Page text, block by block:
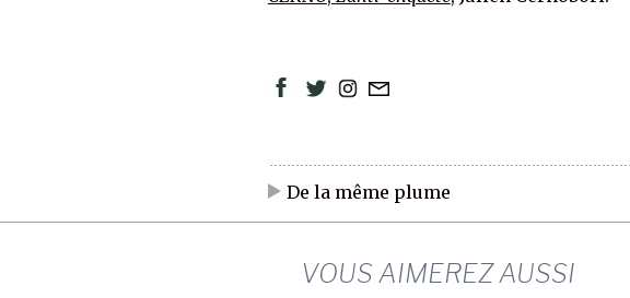
De la même plume
VOUS AIMEREZ AUSSI